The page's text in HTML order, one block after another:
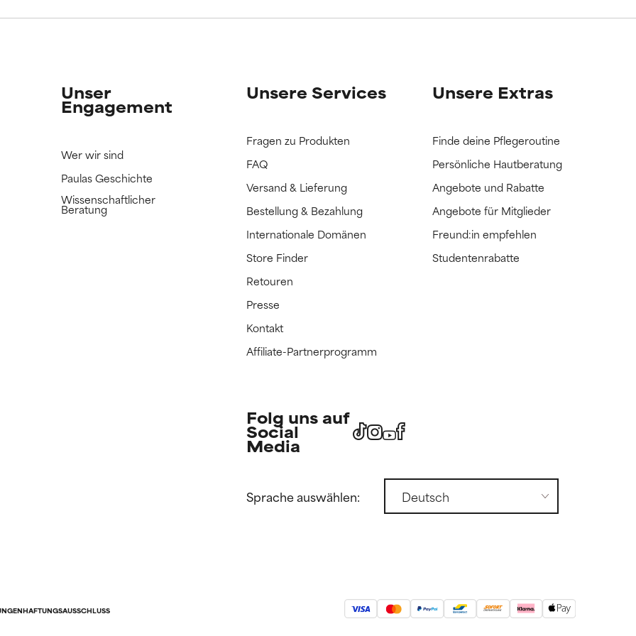
Unser
Engagement
Wer wir sind
Paulas Geschichte
Wissenschaftlicher
Beratung
Unsere Services
Fragen zu Produkten
FAQ
Versand & Lieferung
Bestellung & Bezahlung
Internationale Domänen
Store Finder
Retouren
Presse
Kontakt
Affiliate-Partnerprogramm
Unsere Extras
Finde deine Pflegeroutine
Persönliche Hautberatung
Angebote und Rabatte
Angebote für Mitglieder
Freund:in empfehlen
Studentenrabatte
Folg uns auf
Social
Media
Sprache auswählen:
HAFTUNGSAUSSCHLUSS